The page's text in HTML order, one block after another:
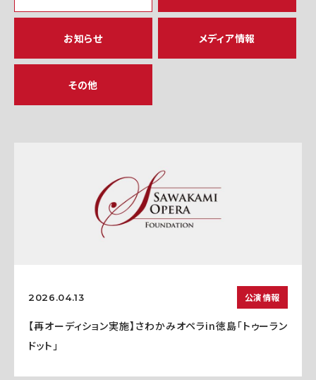
お知らせ メディア情報
その他
2026.04.13 公演情報
【再オーディション実施】さわかみオペラin徳島「トゥーラン
ドット」